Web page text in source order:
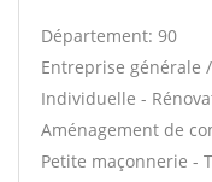
Département: 90
Entreprise générale
Individuelle -
Aménagement de
Petite maçonnerie -